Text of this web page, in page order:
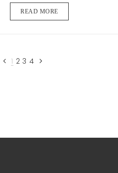
READ MORE
1 2 3 4